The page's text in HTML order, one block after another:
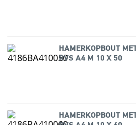
HAMERKOPBOUT
RVS A4 M 10 X 50
HAMERKOPBOUT